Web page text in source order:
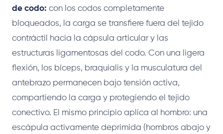
de codo: con los codos completamente
bloqueados, la carga se transfiere fuera del tejido
contráctil hacia la cápsula articular y las
estructuras ligamentosas del codo. Con una ligera
flexión, los bíceps, braquialis y la musculatura del
antebrazo permanecen bajo tensión activa,
compartiendo la carga y protegiendo el tejido
conectivo. El mismo principio aplica al hombro: una
escápula activamente deprimida (hombros abajo y